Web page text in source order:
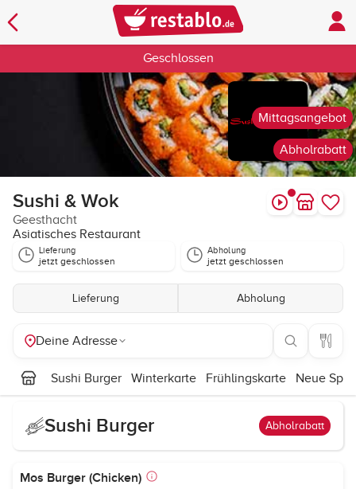
Geschlossen
Abholrabatt
Mittagsangebot
Sushi & Wok
Geesthacht
Asiatisches Restaurant
Lieferung
jetzt geschlossen
Abholung
jetzt geschlossen
Lieferung Abholung
Deine Adresse
Sushi Burger Winterkarte Frühlingskarte Neue
Sushi Burger Abholrabatt
Mos Burger (Chicken)